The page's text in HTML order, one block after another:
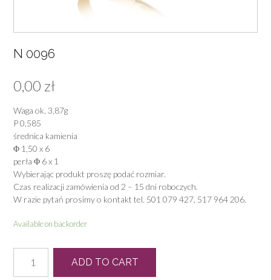
N 0096
0,00 zł
Waga ok. 3,87g
P 0,585
średnica kamienia
Φ 1,50 x 6
perła Φ 6 x 1
Wybierając produkt proszę podać rozmiar.
Czas realizacji zamówienia od 2 – 15 dni roboczych.
W razie pytań prosimy o kontakt tel. 501 079 427, 517 964 206.
Available on backorder
0096
ADD TO CART